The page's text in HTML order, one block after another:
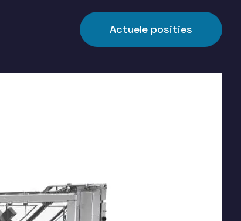
Actuele posities